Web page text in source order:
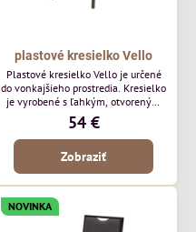
plastové kresielko Vello
Plastové kresielko Vello je určené
do vonkajšieho prostredia. Kresielko
je vyrobené s ľahkým, otvoreným
tvarom a jemne kontúrovanými
líniami. Horizontálne lamely
operadla a jemne zaoblené
podrúčky dodávajú kresielku
ležérny, letný nádych. Tento model
bude vyzerať skvele vo vonkajších
jedálenských priestoroch, pri
reštauračných stoloch a v
bistrových priestoroch.
54 €
Zobraziť
NOVINKA